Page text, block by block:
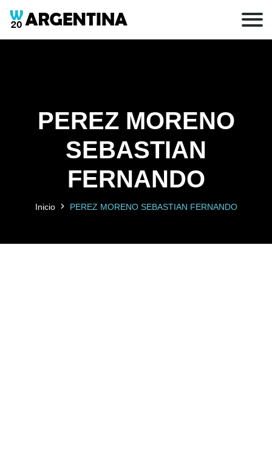
PEREZ MORENO
SEBASTIAN
FERNANDO
Inicio PEREZ MORENO SEBASTIAN FERNANDO